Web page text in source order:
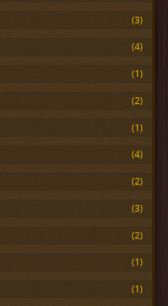
(3)
(4)
(1)
(2)
(1)
(4)
(2)
(3)
(2)
(1)
(1)